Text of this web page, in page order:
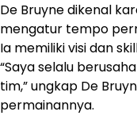
De Bruyne dikenal
mengatur tempo
Ia memiliki visi dan
“Saya selalu
tim,” ungkap De
permainannya.